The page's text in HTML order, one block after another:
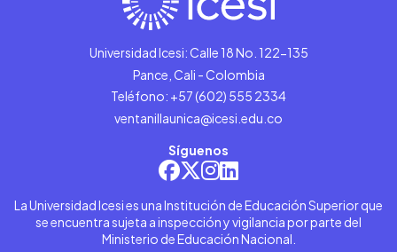
Universidad Icesi: Calle 18 No. 122-135
Pance, Cali - Colombia
Teléfono: +57 (602) 555 2334
ventanillaunica@icesi.edu.co
Síguenos
La Universidad Icesi es una Institución de Educación Superior que
se encuentra sujeta a inspección y vigilancia por parte del
Ministerio de Educación Nacional.